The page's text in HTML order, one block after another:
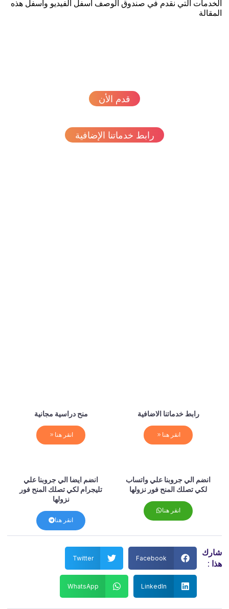
التي نقدم في صندوق الوصف اسفل الفيديو واسفل هذه
قدم الأن
رابط خدماتنا الإضافية
رابط خدماتنا الاضافية
انقر هنا
منح دراسية مجانية
انقر هنا
انضم الي جروبنا علي واتساب
لكي تصلك المنح فور نزولها
انقر هنا
انضم ايضا الي جروبنا علي
تليجرام لكي تصلك المنح فور
نزولها
انقر هنا
:
Facebook
Twitter
LinkedIn
WhatsApp